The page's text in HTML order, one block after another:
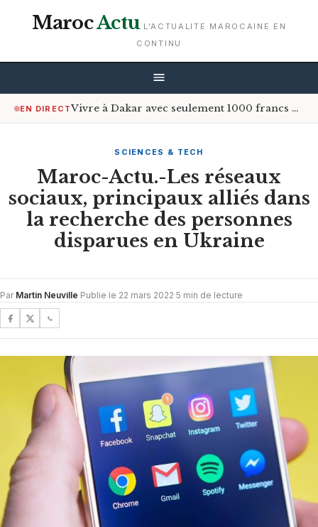
MarocActu L'ACTUALITE MAROCAINE EN
CONTINU
EN DIRECT Vivre à Dakar avec seulement 1000 francs CFA par jour : est-ce possible ?
SCIENCES & TECH
Maroc-Actu.-Les réseaux
sociaux, principaux alliés dans
la recherche des personnes
disparues en Ukraine
Par Martin Neuville·Publie le 22 mars 2022·5 min de lecture